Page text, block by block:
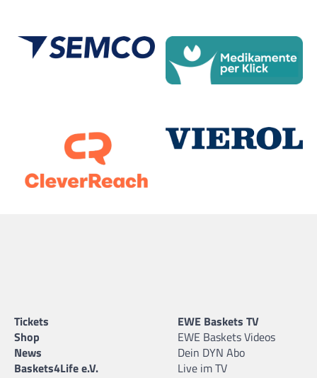
Tickets
Shop
News
Baskets4Life e.V.
EWE Baskets TV
EWE Baskets Videos
Dein DYN Abo
Live im TV